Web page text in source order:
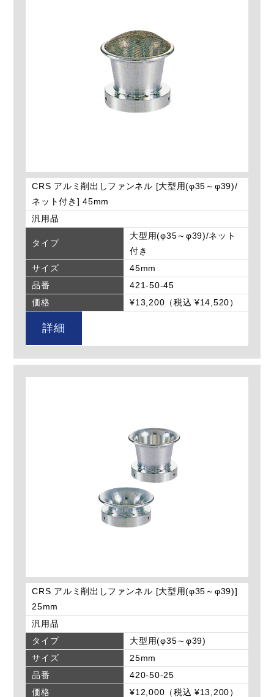
CRS アルミ削出しファンネル [大型用(φ35～φ39)/
ネット付き] 45mm
汎用品
タイプ
大型用(φ35～φ39)/ネット
付き
サイズ
45mm
品番
421-50-45
価格
¥13,200（税込 ¥14,520）
詳細
CRS アルミ削出しファンネル [大型用(φ35～φ39)]
25mm
汎用品
タイプ
大型用(φ35～φ39)
サイズ
25mm
品番
420-50-25
価格
¥12,000（税込 ¥13,200）